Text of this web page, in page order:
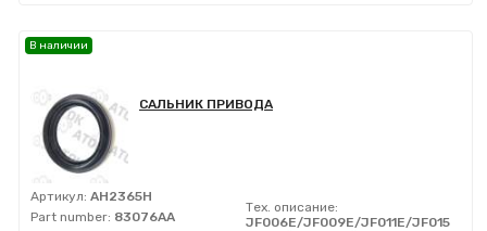
САЛЬНИК ПРИВОДА
Артикул: AH2365H
Part number: 83076AA
Тех. описание:
JF006E/JF009E/JF011E/JF015E/
В наличии